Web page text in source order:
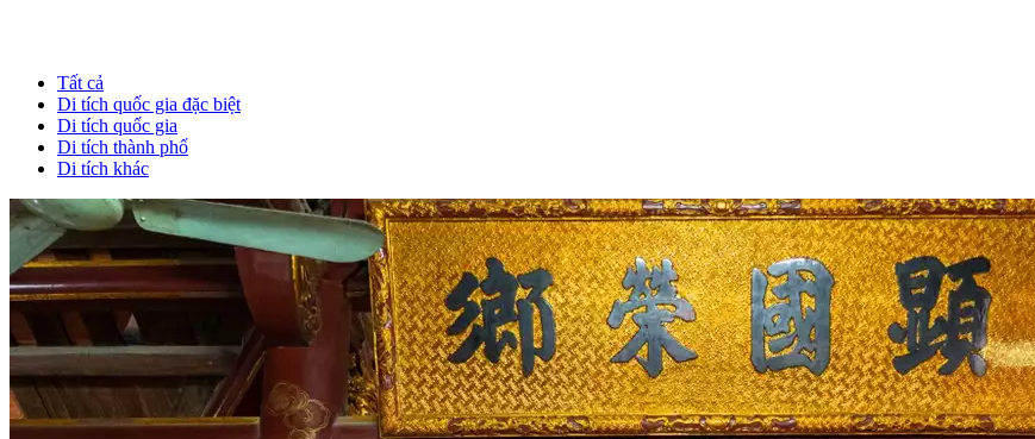
Tất cả
Di tích quốc gia đặc biệt
Di tích quốc gia
Di tích thành phố
Di tích khác